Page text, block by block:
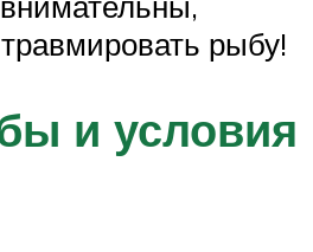
рыбу!
и условия